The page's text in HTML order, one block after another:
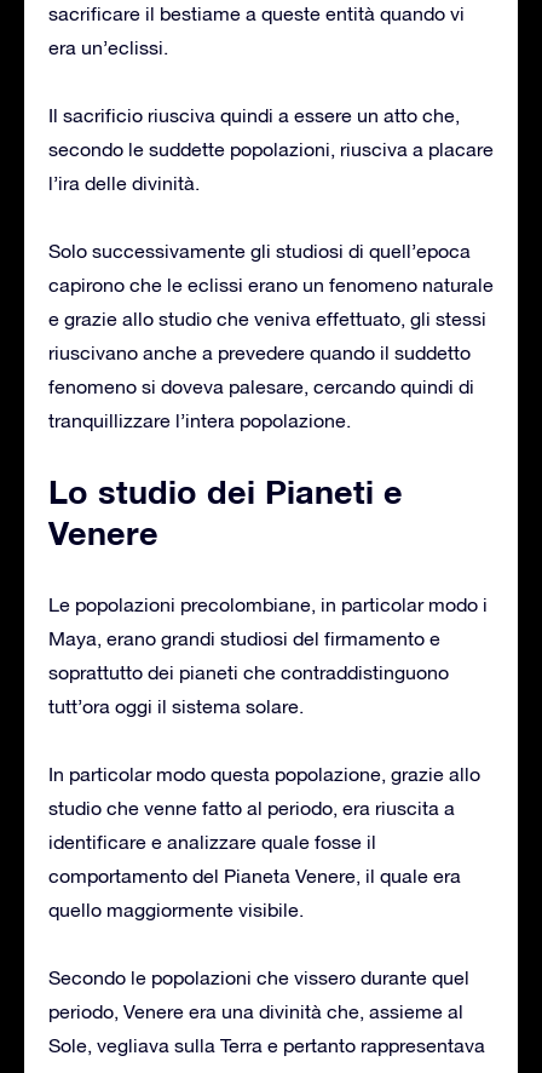
sacrificare il bestiame a queste entità quando vi
era un’eclissi.
Il sacrificio riusciva quindi a essere un atto che,
secondo le suddette popolazioni, riusciva a placare
l’ira delle divinità.
Solo successivamente gli studiosi di quell’epoca
capirono che le eclissi erano un fenomeno naturale
e grazie allo studio che veniva effettuato, gli stessi
riuscivano anche a prevedere quando il suddetto
fenomeno si doveva palesare, cercando quindi di
tranquillizzare l’intera popolazione.
Lo studio dei Pianeti e
Venere
Le popolazioni precolombiane, in particolar modo i
Maya, erano grandi studiosi del firmamento e
soprattutto dei pianeti che contraddistinguono
tutt’ora oggi il sistema solare.
In particolar modo questa popolazione, grazie allo
studio che venne fatto al periodo, era riuscita a
identificare e analizzare quale fosse il
comportamento del Pianeta Venere, il quale era
quello maggiormente visibile.
Secondo le popolazioni che vissero durante quel
periodo, Venere era una divinità che, assieme al
Sole, vegliava sulla Terra e pertanto rappresentava